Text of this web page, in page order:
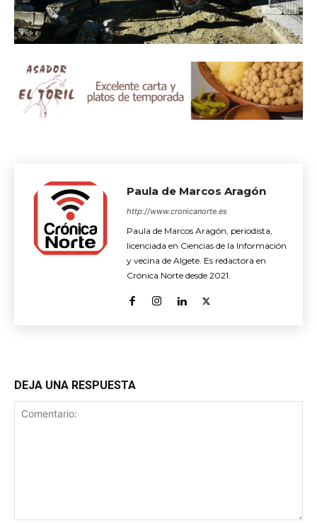
Paula de Marcos Aragón
http://www.cronicanorte.es
Paula de Marcos Aragón, periodista,
licenciada en Ciencias de la Información
y vecina de Algete. Es redactora en
Crónica Norte desde 2021.
DEJA UNA RESPUESTA